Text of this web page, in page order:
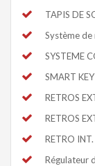
TAPIS DE
Système
SYSTEME
SMART
RETROS
RETROS
RETRO
Régulateur